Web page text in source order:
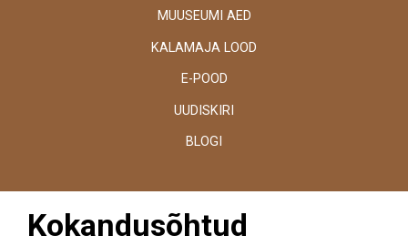
MUUSEUMI AED
KALAMAJA LOOD
E-POOD
UUDISKIRI
BLOGI
Kokandusõhtud